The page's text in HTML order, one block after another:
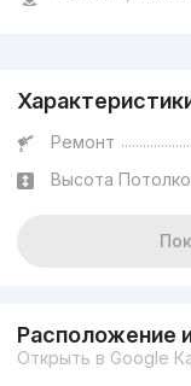
Ремонт
Высота
Расположение
Открыть в Google